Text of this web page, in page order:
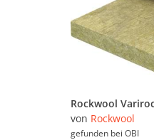
von Rockwool
gefunden bei OBI